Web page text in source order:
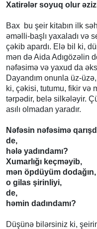
Xatirələr soyuq olur
Bax bu şeir kitabın ilk
əməlli-başlı yaxaladı və
çəkib apardı. Elə bil ki,
mən də Aida Adıgözəlin
nəfəsimə və yaxud da
Dayandım onunla üz-
ki, çəkisi, tutumu, fikir və
tərpədir, belə silkələyir.
asılı olmadan yaradır.
Nəfəsin nəfəsimə
de,
hələ yadındamı?
Xumarlığı keçməyib,
mən öpdüyüm dodağın,
o gilas şirinliyi,
de,
həmin dadındamı?
Düşünə bilərsiniz ki,